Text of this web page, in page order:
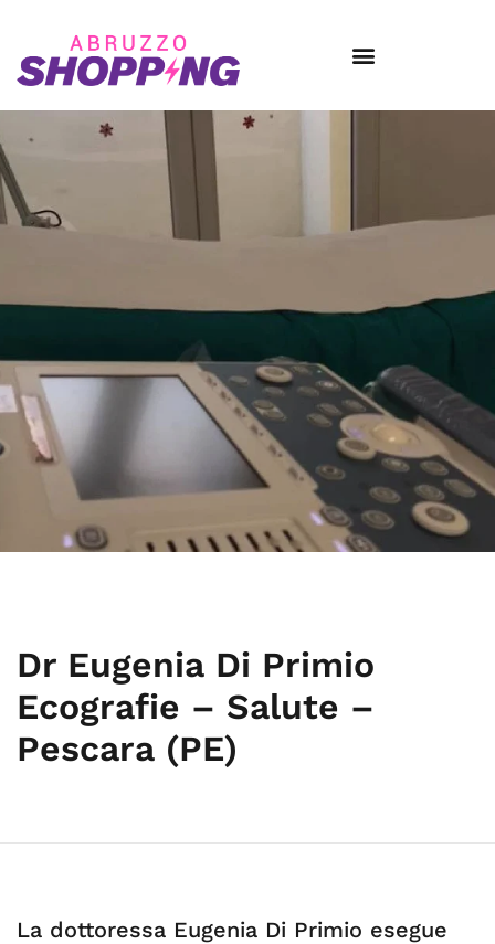
Dr Eugenia Di Primio
Ecografie – Salute –
Pescara (PE)
La dottoressa Eugenia Di Primio esegue